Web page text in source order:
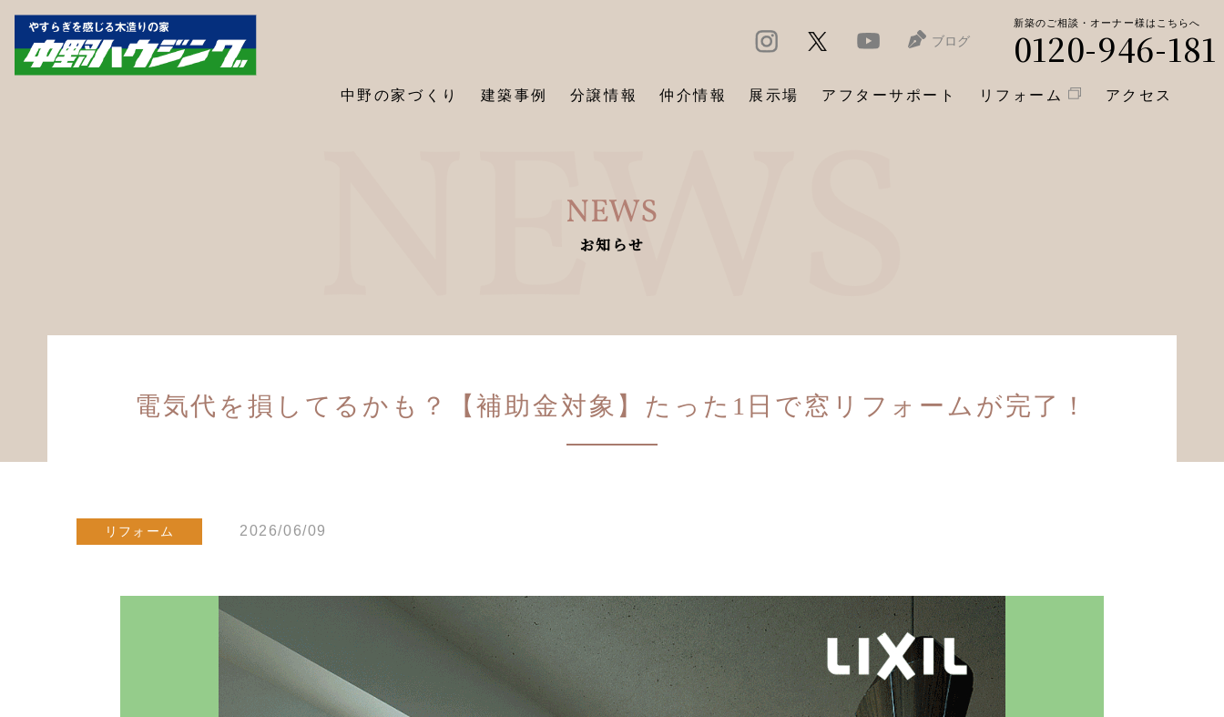
ブログ
新築のご相談・オーナー様はこちらへ
0120-946-181
中野の家づくり 建築事例 分譲情報 仲介情報 展示場 アフターサポート リフォーム アクセス
NEWS
お知らせ
電気代を損してるかも？【補助金対象】たった1日で窓リフォームが完了！
リフォーム 2026/06/09